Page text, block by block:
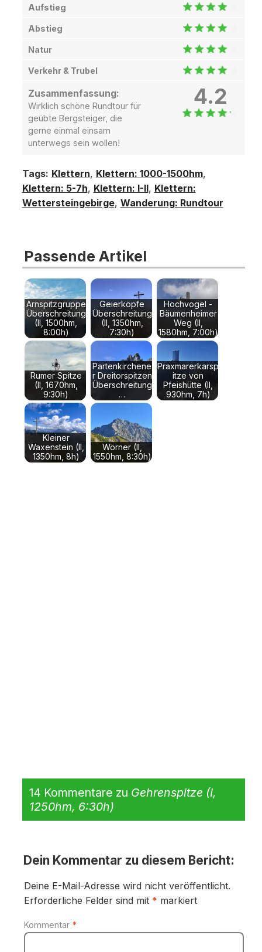
Aufstieg
Abstieg
Natur
Verkehr & Trubel
Zusammenfassung:
Wirklich schöne Rundtour für
geübte Bergsteiger, die
gerne einmal einsam
unterwegs sein wollen!
4.2
Tags: Klettern, Klettern: 1000-1500hm,
Klettern: 5-7h, Klettern: I-II, Klettern:
Wettersteingebirge, Wanderung: Rundtour
Passende Artikel
Arnspitzgruppe
Überschreitung
(II, 1500hm,
8:00h)
Geierköpfe
Überschreitung
(II, 1350hm,
7:30h)
Hochvogel -
Bäumenheimer
Weg (II,
1580hm, 7:00h)
Rumer Spitze
(II, 1670hm,
9:30h)
Partenkirchene
r Dreitorspitzen
Überschreitung
…
Praxmarerkarsp
itze von
Pfeishütte (II,
930hm, 7h)
Kleiner
Waxenstein (II,
1350hm, 8h)
Wörner (II,
1550hm, 8:30h)
14 Kommentare zu Gehrenspitze (I,
1250hm, 6:30h)
Dein Kommentar zu diesem Bericht:
Deine E-Mail-Adresse wird nicht veröffentlicht.
Erforderliche Felder sind mit * markiert
Kommentar *